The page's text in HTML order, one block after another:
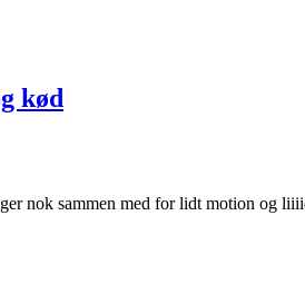
kød
nok sammen med for lidt motion og